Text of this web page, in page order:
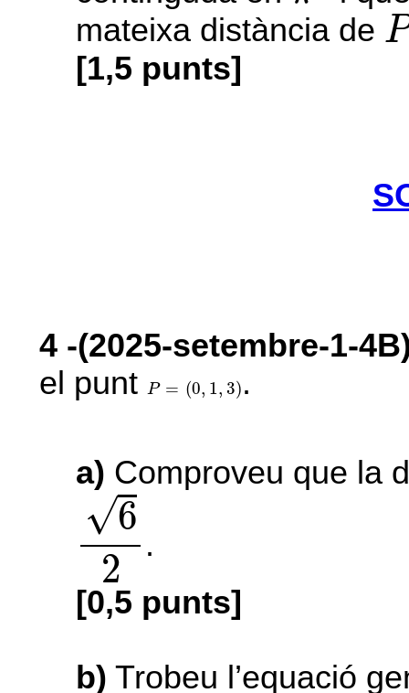
mateixa distància de P
[1,5 punts]
4 -(2025-setembre-1-
el punt P = (0, 1, 3)
P= ,1, 3) .
a) Comproveu que la
√6
2
62
.
[0,5 punts]
b) Trobeu l’equació